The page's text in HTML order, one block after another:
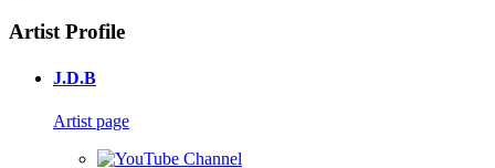
Artist Profile
J.D.B
Artist page